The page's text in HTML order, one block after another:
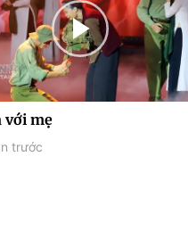
với mẹ
trước